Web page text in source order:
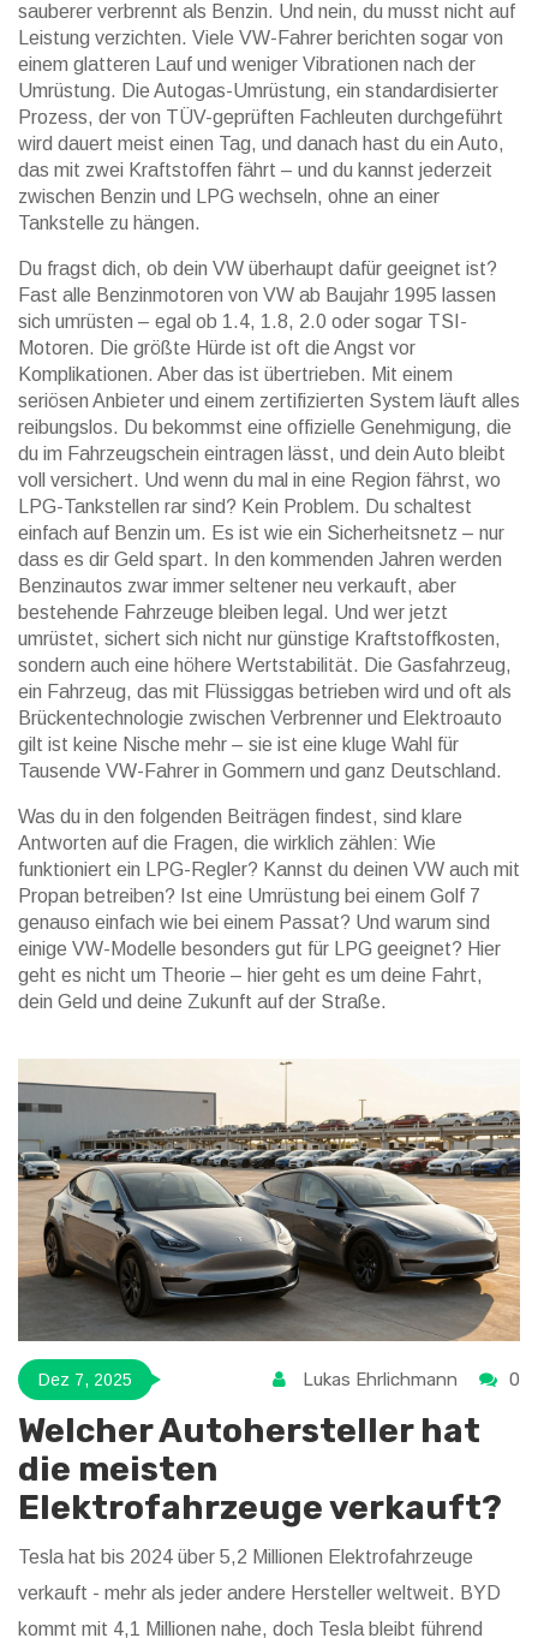
sauberer verbrennt als Benzin. Und nein, du musst nicht auf
Leistung verzichten. Viele VW-Fahrer berichten sogar von
einem glatteren Lauf und weniger Vibrationen nach der
Umrüstung. Die Autogas-Umrüstung, ein standardisierter
Prozess, der von TÜV-geprüften Fachleuten durchgeführt
wird dauert meist einen Tag, und danach hast du ein Auto,
das mit zwei Kraftstoffen fährt – und du kannst jederzeit
zwischen Benzin und LPG wechseln, ohne an einer
Tankstelle zu hängen.
Du fragst dich, ob dein VW überhaupt dafür geeignet ist?
Fast alle Benzinmotoren von VW ab Baujahr 1995 lassen
sich umrüsten – egal ob 1.4, 1.8, 2.0 oder sogar TSI-
Motoren. Die größte Hürde ist oft die Angst vor
Komplikationen. Aber das ist übertrieben. Mit einem
seriösen Anbieter und einem zertifizierten System läuft alles
reibungslos. Du bekommst eine offizielle Genehmigung, die
du im Fahrzeugschein eintragen lässt, und dein Auto bleibt
voll versichert. Und wenn du mal in eine Region fährst, wo
LPG-Tankstellen rar sind? Kein Problem. Du schaltest
einfach auf Benzin um. Es ist wie ein Sicherheitsnetz – nur
dass es dir Geld spart. In den kommenden Jahren werden
Benzinautos zwar immer seltener neu verkauft, aber
bestehende Fahrzeuge bleiben legal. Und wer jetzt
umrüstet, sichert sich nicht nur günstige Kraftstoffkosten,
sondern auch eine höhere Wertstabilität. Die Gasfahrzeug,
ein Fahrzeug, das mit Flüssiggas betrieben wird und oft als
Brückentechnologie zwischen Verbrenner und Elektroauto
gilt ist keine Nische mehr – sie ist eine kluge Wahl für
Tausende VW-Fahrer in Gommern und ganz Deutschland.
Was du in den folgenden Beiträgen findest, sind klare
Antworten auf die Fragen, die wirklich zählen: Wie
funktioniert ein LPG-Regler? Kannst du deinen VW auch mit
Propan betreiben? Ist eine Umrüstung bei einem Golf 7
genauso einfach wie bei einem Passat? Und warum sind
einige VW-Modelle besonders gut für LPG geeignet? Hier
geht es nicht um Theorie – hier geht es um deine Fahrt,
dein Geld und deine Zukunft auf der Straße.
Dez 7, 2025 Lukas Ehrlichmann 0
Welcher Autohersteller hat
die meisten
Elektrofahrzeuge verkauft?
Tesla hat bis 2024 über 5,2 Millionen Elektrofahrzeuge
verkauft - mehr als jeder andere Hersteller weltweit. BYD
kommt mit 4,1 Millionen nahe, doch Tesla bleibt führend